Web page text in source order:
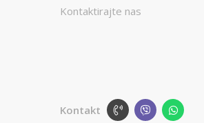
Kontaktirajte nas
Kontakt